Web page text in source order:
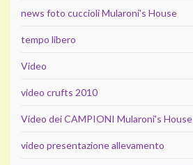
news foto cuccioli Mularoni's House
tempo libero
Video
video crufts 2010
Video dei CAMPIONI Mularoni's House
video presentazione allevamento